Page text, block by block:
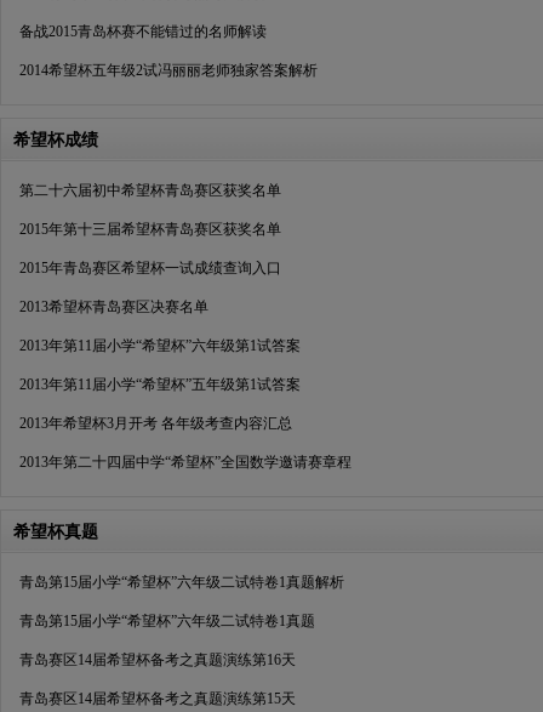
备战2015青岛杯赛不能错过的名师解读
2014希望杯五年级2试冯丽丽老师独家答案解析
希望杯成绩
第二十六届初中希望杯青岛赛区获奖名单
2015年第十三届希望杯青岛赛区获奖名单
2015年青岛赛区希望杯一试成绩查询入口
2013希望杯青岛赛区决赛名单
2013年第11届小学“希望杯”六年级第1试答案
2013年第11届小学“希望杯”五年级第1试答案
2013年希望杯3月开考 各年级考查内容汇总
2013年第二十四届中学“希望杯”全国数学邀请赛章程
希望杯真题
青岛第15届小学“希望杯”六年级二试特卷1真题解析
青岛第15届小学“希望杯”六年级二试特卷1真题
青岛赛区14届希望杯备考之真题演练第16天
青岛赛区14届希望杯备考之真题演练第15天